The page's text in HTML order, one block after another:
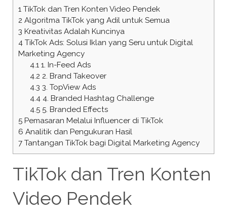
1TikTok dan Tren Konten Video Pendek
2 Algoritma TikTok yang Adil untuk Semua
3 Kreativitas Adalah Kuncinya
4TikTok Ads: Solusi Iklan yang Seru untuk Digital
Marketing Agency
4.11. In-Feed Ads
4.2 2. Brand Takeover
4.3 3. TopView Ads
4.44. Branded Hashtag Challenge
4.55. Branded Effects
5Pemasaran Melalui Influencer di TikTok
6 Analitik dan Pengukuran Hasil
7Tantangan TikTok bagi Digital Marketing Agency
TikTok dan Tren Konten
Video Pendek